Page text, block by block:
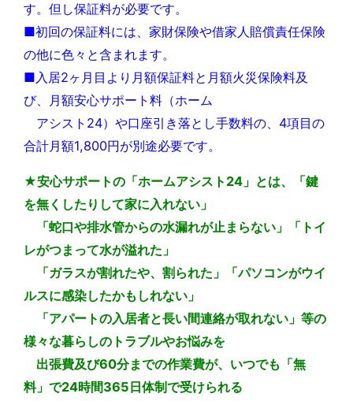
す。但し保証料が必要です。
■初回の保証料には、家財保険や借家人賠償責任保険
の他に色々と含まれます。
■入居2ヶ月目より月額保証料と月額火災保険料及
び、月額安心サポート料（ホーム
アシスト24）や口座引き落とし手数料の、4項目の
合計月額1,800円が別途必要です。
★安心サポートの「ホームアシスト24」とは、「鍵
を無くしたりして家に入れない」
「蛇口や排水管からの水漏れが止まらない」「トイ
レがつまって水が溢れた」
「ガラスが割れたや、割られた」「パソコンがウイ
ルスに感染したかもしれない」
「アパートの入居者と長い間連絡が取れない」等の
様々な暮らしのトラブルやお悩みを
出張費及び60分までの作業費が、いつでも「無
料」で24時間365日体制で受けられる